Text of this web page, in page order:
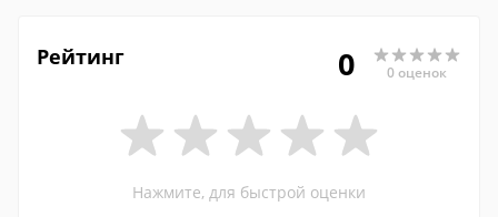
Рейтинг 0 0 оценок
Нажмите, для быстрой оценки